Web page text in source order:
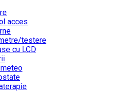
acces
testere
cu LCD